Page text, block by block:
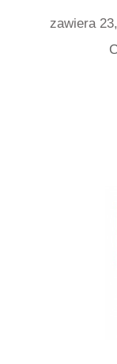
zawiera